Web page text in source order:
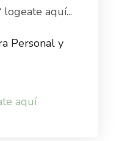
aquí...
Personal y
aquí